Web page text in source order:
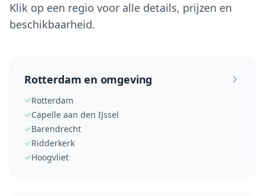
Klik op een regio voor alle details, prijzen en
beschikbaarheid.
Rotterdam en omgeving
Rotterdam
Capelle aan den IJssel
Barendrecht
Ridderkerk
Hoogvliet